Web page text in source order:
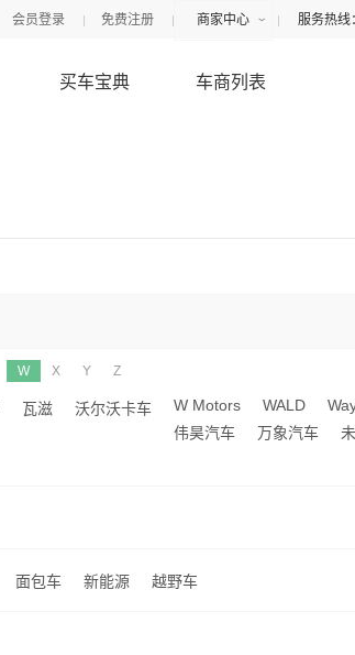
会员登录 免费注册 商家中心 服务热
买车宝典 车商列表
W X Y Z
瓦滋 沃尔沃卡车 W Motors WALD
伟昊汽车
万象汽车
面包车 新能源 越野车